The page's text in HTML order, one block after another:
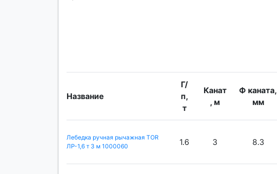
Название
Г/
п,
т
Канат
, м
Ф каната,
мм
Лебедка ручная рычажная TOR
ЛР-1,6 т 3 м 1000060
1.6 3 8.3